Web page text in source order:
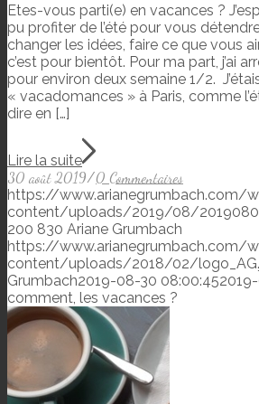
Etes-vous parti(e) en vacances ?
pu profiter de l’été pour vous
changer les idées, faire ce que vous
c’est pour bientôt. Pour ma part, j’ai
pour environ deux semaine 1/2.
« vacadomances » à Paris, comme
dire en […]
Lire la suite
30 août 2019/0 Commentaires
https://www.arianegrumbach.com/
content/uploads/2019/08/
200 830 Ariane Grumbach
https://www.arianegrumbach.com/
content/uploads/2018/02/
Grumbach2019-08-30 08:00:45
comment, les vacances ?